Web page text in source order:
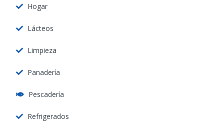
Hogar
Lácteos
Limpieza
Panadería
Pescadería
Refrigerados